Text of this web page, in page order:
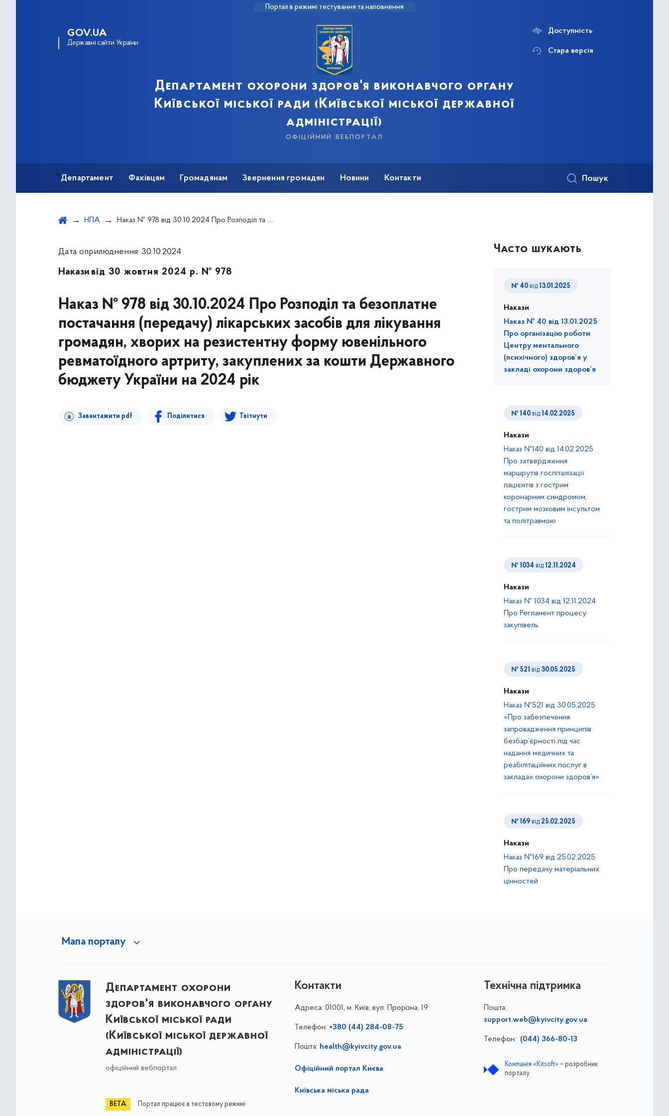
Портал в режимі тестування та наповнення
GOV.UA
Державні сайти України
Департамент охорони здоров'я виконавчого органу
Київської міської ради (Київської міської державної
адміністрації)
офіційний вебпортал
Доступність
Стара версія
Департамент Фахівцям Громадянам Звернення громадян Новини Контакти Пошук
НПА Наказ № 978 від 30.10.2024 Про Розподіл та безоплатне постачання (передачу) лікарських засобів для лікування громадян, хворих на резистентну форму ювенільного ревматоїдного артриту, закуплених за кошти Державного бюджету України на 2024 рік
Дата оприлюднення: 30.10.2024
Накази від 30 жовтня 2024 р. № 978
Наказ № 978 від 30.10.2024 Про Розподіл та безоплатне
постачання (передачу) лікарських засобів для лікування
громадян, хворих на резистентну форму ювенільного
ревматоїдного артриту, закуплених за кошти Державного
бюджету України на 2024 рік
Завантажити pdf Поділитися Твітнути
Часто шукають
№ 40 від 13.01.2025
Накази
Наказ № 40 від 13.01.2025
Про організацію роботи
Центру ментального
(психічного) здоров’я у
закладі охорони здоров’я
№ 140 від 14.02.2025
Накази
Наказ №140 від 14.02.2025
Про затвердження
маршрутів госпіталізації
пацієнтів з гострим
коронарним синдромом,
гострим мозковим інсультом
та політравмою
№ 1034 від 12.11.2024
Накази
Наказ № 1034 від 12.11.2024
Про Регламент процесу
закупівель
№ 521 від 30.05.2025
Накази
Наказ №521 від 30.05.2025
«Про забезпечення
запровадження принципів
безбар’єрності під час
надання медичних та
реабілітаційних послуг в
закладах охорони здоров’я»
№ 169 від 25.02.2025
Накази
Наказ №169 від 25.02.2025
Про передачу матеріальних
цінностей
Мапа порталу
Департамент охорони
здоров'я виконавчого органу
Київської міської ради
(Київської міської державної
адміністрації)
офіційний вебпортал
Портал працює в тестовому режимі
Контакти
Адреса: 01001, м. Київ, вул. Прорізна, 19
Телефон: +380 (44) 284-08-75
Пошта: health@kyivcity.gov.ua
Офіційний портал Києва
Київська міська рада
Технічна підтримка
Пошта:
support.web@kyivcity.gov.ua
Телефон: (044) 366-80-13
Компанія «Kitsoft» – розробник
порталу